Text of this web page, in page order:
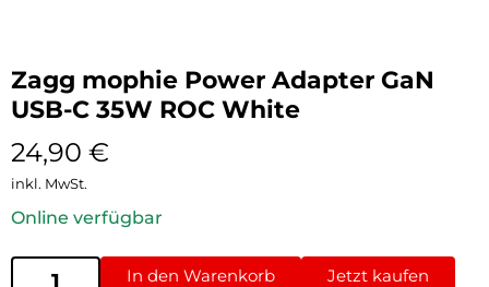
Zagg mophie Power Adapter GaN
USB-C 35W ROC White
24,90 €
inkl. MwSt.
Online verfügbar
In den Warenkorb Jetzt kaufen